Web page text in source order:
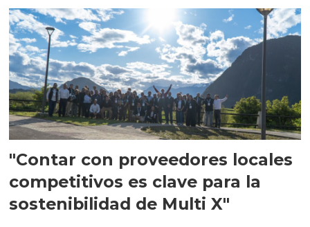
"Contar con proveedores locales
competitivos es clave para la
sostenibilidad de Multi X"